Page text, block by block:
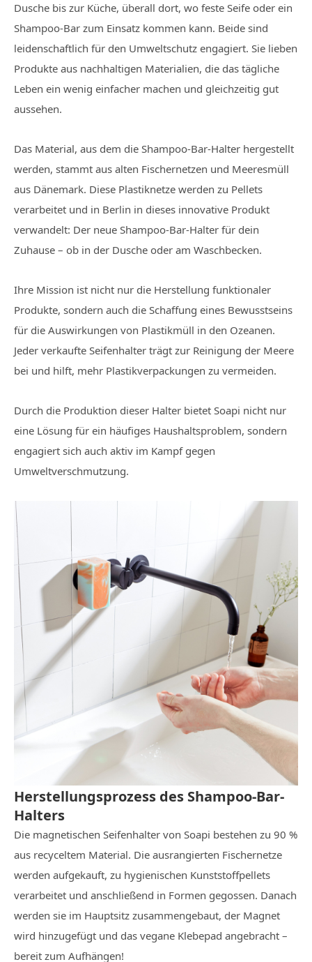
Dusche bis zur Küche, überall dort, wo feste Seife oder ein
Shampoo-Bar zum Einsatz kommen kann. Beide sind
leidenschaftlich für den Umweltschutz engagiert. Sie lieben
Produkte aus nachhaltigen Materialien, die das tägliche
Leben ein wenig einfacher machen und gleichzeitig gut
aussehen.
Das Material, aus dem die Shampoo-Bar-Halter hergestellt
werden, stammt aus alten Fischernetzen und Meeresmüll
aus Dänemark. Diese Plastiknetze werden zu Pellets
verarbeitet und in Berlin in dieses innovative Produkt
verwandelt: Der neue Shampoo-Bar-Halter für dein
Zuhause – ob in der Dusche oder am Waschbecken.
Ihre Mission ist nicht nur die Herstellung funktionaler
Produkte, sondern auch die Schaffung eines Bewusstseins
für die Auswirkungen von Plastikmüll in den Ozeanen.
Jeder verkaufte Seifenhalter trägt zur Reinigung der Meere
bei und hilft, mehr Plastikverpackungen zu vermeiden.
Durch die Produktion dieser Halter bietet Soapi nicht nur
eine Lösung für ein häufiges Haushaltsproblem, sondern
engagiert sich auch aktiv im Kampf gegen
Umweltverschmutzung.
Herstellungsprozess des Shampoo-Bar-
Halters
Die magnetischen Seifenhalter von Soapi bestehen zu 90 %
aus recyceltem Material. Die ausrangierten Fischernetze
werden aufgekauft, zu hygienischen Kunststoffpellets
verarbeitet und anschließend in Formen gegossen. Danach
werden sie im Hauptsitz zusammengebaut, der Magnet
wird hinzugefügt und das vegane Klebepad angebracht –
bereit zum Aufhängen!